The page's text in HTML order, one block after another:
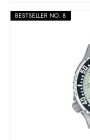
BESTSELLER NO. 8